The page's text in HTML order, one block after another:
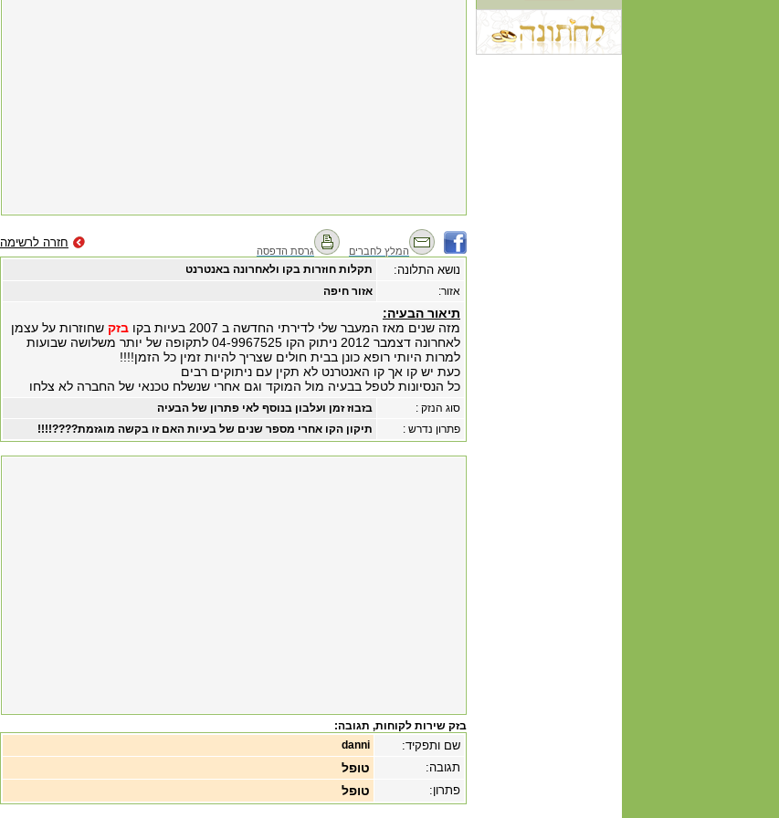
חזרה לרשימה
גרסת הדפסה המלץ לחברים
תקלות חוזרות בקו ולאחרונה באנטרנט נושא התלונה:
אזור חיפה אזור:
תיאור הבעיה:
מזה שנים מאז המעבר שלי לדירתי החדשה ב 2007 בעיות בקו
בזק שחוזרות על עצמן
לאחרונה דצמבר 2012 ניתוק הקו 04-9967525 לתקופה של יותר משלושה שבועות
למרות היותי רופא כונן בבית חולים שצריך להיות זמין כל הזמן!!!!
כעת יש קו אך קו האנטרנט לא תקין עם ניתוקים רבים
כל הנסיונות לטפל בבעיה מול המוקד וגם אחרי שנשלח טכנאי של החברה לא צלחו
בזבוז זמן ועלבון בנוסף לאי פתרון של הבעיה
סוג הנזק :
תיקון הקו אחרי מספר שנים של בעיות האם זו בקשה מוגזמת????!!!!
פתרון נדרש :
בזק שירות לקוחות, תגובה:
danni
שם ותפקיד:
טופל תגובה:
טופל פתרון: